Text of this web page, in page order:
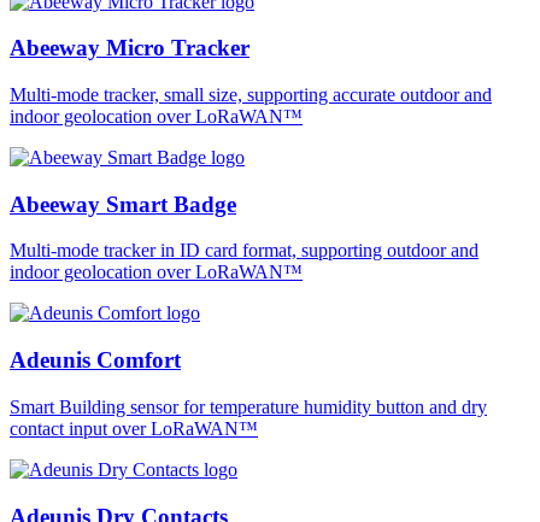
Abeeway Micro Tracker
Multi-mode tracker, small size, supporting accurate outdoor and
indoor geolocation over LoRaWAN™
Abeeway Smart Badge
Multi-mode tracker in ID card format, supporting outdoor and
indoor geolocation over LoRaWAN™
Adeunis Comfort
Smart Building sensor for temperature humidity button and dry
contact input over LoRaWAN™
Adeunis Dry Contacts